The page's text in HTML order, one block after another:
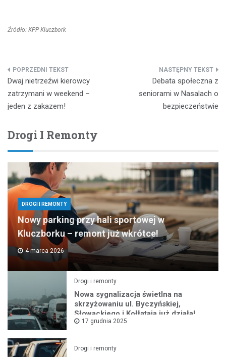
Źródło: KPP Kluczbork
Nawigacja
wpisu
Dwaj nietrzeźwi kierowcy
zatrzymani w weekend –
jeden z zakazem!
Debata społeczna z
seniorami w Nasalach o
bezpieczeństwie
Drogi I Remonty
DROGI I REMONTY
Nowy parking przy hali sportowej w
Kluczborku – remont już wkrótce!
4 marca 2026
Drogi i remonty
Nowa sygnalizacja świetlna na
skrzyżowaniu ul. Byczyńskiej,
Słowackiego i Kołłątaja już działa!
17 grudnia 2025
Drogi i remonty